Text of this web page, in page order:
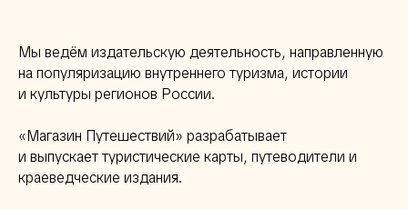
Мы ведём издательскую деятельность, направленную
на популяризацию внутреннего туризма, истории
и культуры регионов России.
«Магазин Путешествий» разрабатывает
и выпускает туристические карты, путеводители и
краеведческие издания.